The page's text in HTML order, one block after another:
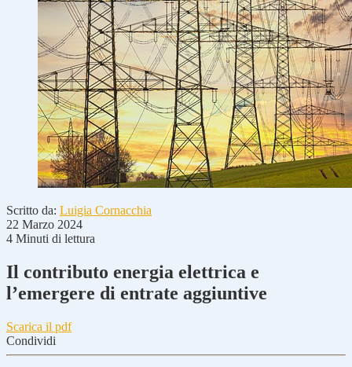
Scritto da: Luigia Cornacchia
22 Marzo 2024
4 Minuti di lettura
Il contributo energia elettrica e
l’emergere di entrate aggiuntive
Scarica il pdf
Condividi